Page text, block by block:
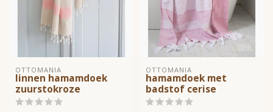
OTTOMANIA
linnen hamamdoek
zuurstokroze
OTTOMANIA
hamamdoek met
badstof cerise